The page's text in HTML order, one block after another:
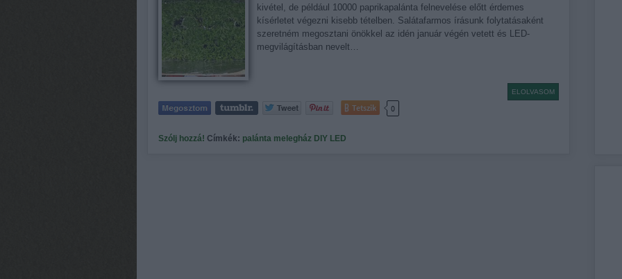
kivétel, de például 10000 paprikapalánta felnevelése előtt érdemes
kísérletet végezni kisebb tételben. Salátafarmos írásunk folytatásaként
szeretném megosztani önökkel az idén január végén vetett és LED-
megvilágításban nevelt…
ELOLVASOM
Tetszik 0
Szólj hozzá! Címkék: palánta melegház DIY LED